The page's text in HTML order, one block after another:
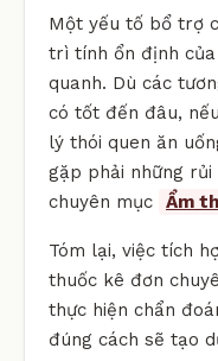
Một yếu tố bổ trợ
trì tính ổn định
quanh. Dù các
có tốt đến đâu,
lý thói quen ăn
gặp phải những
chuyên mục
Ẩm
Tóm lại, việc tích
thuốc kê đơn
thực hiện chẩn
đúng cách sẽ tạo